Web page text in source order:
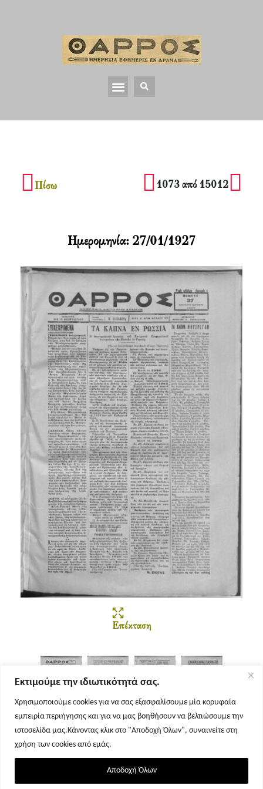
Εκτιμούμε την ιδιωτικότητά σας.
Χρησιμοποιούμε cookies για να σας εξασφαλίσουμε μία κορυφαία
εμπειρία περιήγησης και για να μας βοηθήσουν να βελτιώσουμε την
ιστοσελίδα μας.Κάνοντας κλικ στο "Αποδοχή Όλων", συναινείτε στη
χρήση των cookies από εμάς.
Αποδοχή Όλων
Πίσω 1073 από 15012
Επέκταση
Σελίδα 1 Σελίδα 2 Σελίδα 3 Σελίδα 4
Ημερομηνία: 27/01/1927